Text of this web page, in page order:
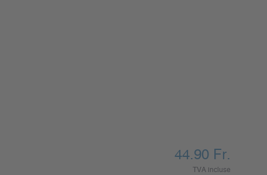
44.90 Fr.
TVA incluse